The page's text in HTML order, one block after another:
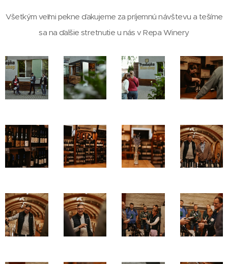
Všetkým veľmi pekne ďakujeme za príjemnú návštevu a tešíme
sa na ďalšie stretnutie u nás vRepa Winery